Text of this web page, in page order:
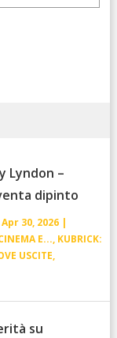
Lyndon –
dipinto
Apr 30, 2026|
E..., KUBRICK:
USCITE,
su